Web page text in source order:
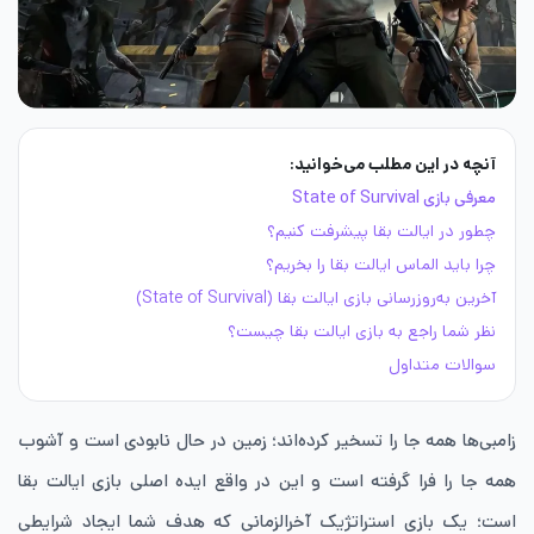
آنچه در این مطلب می‌خوانید:
معرفی بازی State of Survival
چطور در ایالت بقا پیشرفت کنیم؟
چرا باید الماس ایالت بقا را بخریم؟
آخرین به‌روزرسانی بازی ایالت بقا (State of Survival)
نظر شما راجع به بازی ایالت بقا چیست؟
سوالات متداول
زامبی‌ها همه جا را تسخیر کرده‌اند؛ زمین در حال نابودی است و آشوب
همه جا را فرا گرفته است و این در واقع ایده اصلی بازی ایالت بقا
است؛ یک بازی استراتژیک آخرالزمانی که هدف شما ایجاد شرایطی